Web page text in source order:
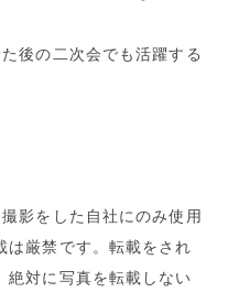
後の二次会でも活躍する
影をした自社にのみ使用
は厳禁です。転載をされ
絶対に写真を転載しない